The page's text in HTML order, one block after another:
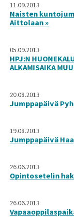
11.09.2013
Naisten
Aittolaan »
05.09.2013
HPJ:N
ALKAMISAIKA
20.08.2013
Jumppapäivä
19.08.2013
Jumppapäivä
26.06.2013
Opintosetelin
26.06.2013